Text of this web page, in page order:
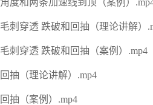
度和两条加速线到顶（案例）
刺穿透 跌破和回抽（理论讲解）
刺穿透 跌破和回抽（案例）.mp4
抽（理论讲解）.mp4
抽（案例）.mp4